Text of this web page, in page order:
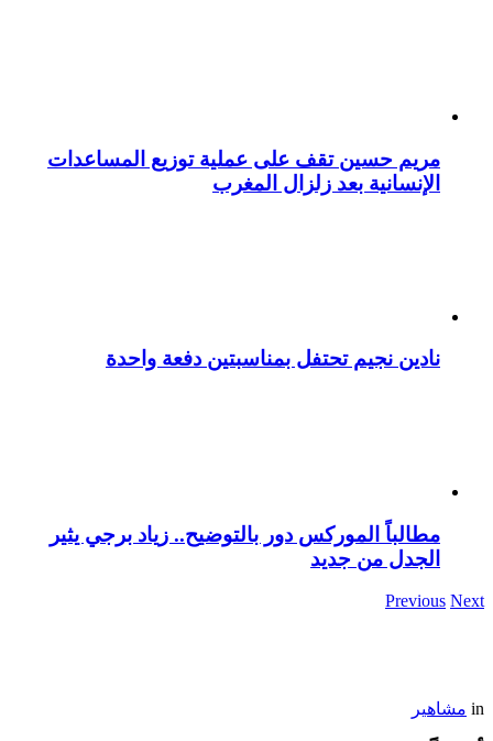
مريم حسين تقف على عملية توزيع المساعدات
الإنسانية بعد زلزال المغرب
نادين نجيم تحتفل بمناسبتين دفعة واحدة
مطالباً الموركس دور بالتوضيح.. زياد برجي يثير
الجدل من جديد
Previous Next
in مشاهير